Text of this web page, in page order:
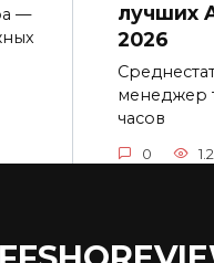
—
лучших
2026
менеджер
часов
0